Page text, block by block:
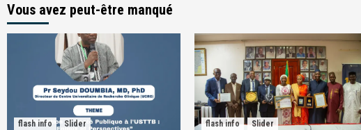
Vous avez peut-être manqué
flash info Slider flash info Slider